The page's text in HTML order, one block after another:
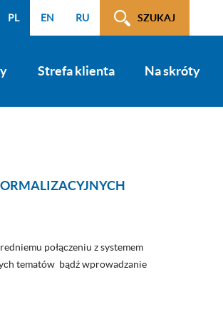
SZUKAJ
PL EN RU
Strefa klienta Na skróty
połączeniu z systemem
tematów bądź wprowadzanie